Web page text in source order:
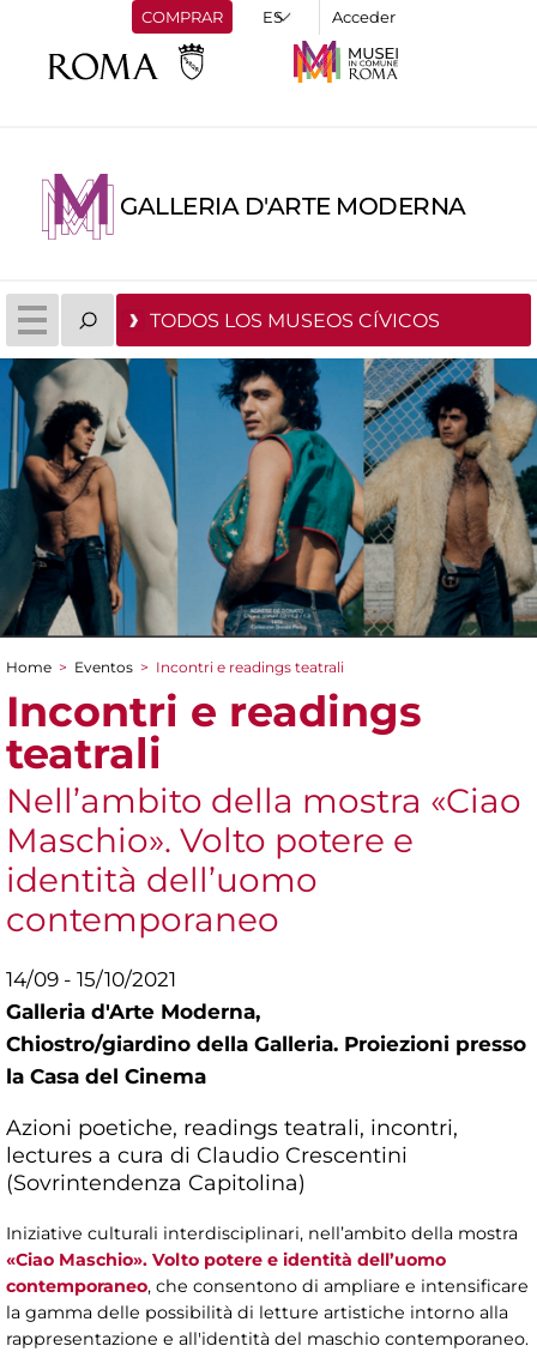
COMPRAR Acceder
GALLERIA D'ARTE MODERNA
TODOS LOS MUSEOS CÍVICOS
You are here
Home > Eventos > Incontri e readings teatrali
Incontri e readings
teatrali
Nell’ambito della mostra «Ciao
Maschio». Volto potere e
identità dell’uomo
contemporaneo
14/09 - 15/10/2021
Galleria d'Arte Moderna,
Chiostro/giardino della Galleria. Proiezioni presso
la Casa del Cinema
Azioni poetiche, readings teatrali, incontri,
lectures a cura di Claudio Crescentini
(Sovrintendenza Capitolina)
Iniziative culturali interdisciplinari, nell’ambito della mostra
«Ciao Maschio». Volto potere e identità dell’uomo
contemporaneo, che consentono di ampliare e intensificare
la gamma delle possibilità di letture artistiche intorno alla
rappresentazione e all'identità del maschio contemporaneo.